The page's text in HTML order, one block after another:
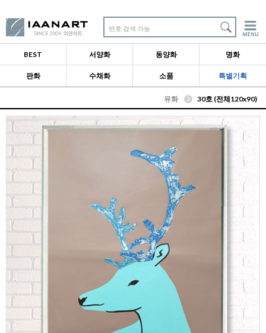
번호 검색 가능
BEST 서양화 동양화 명화
판화 수채화 소품 특별기획
유화 30호 (전체120x90)